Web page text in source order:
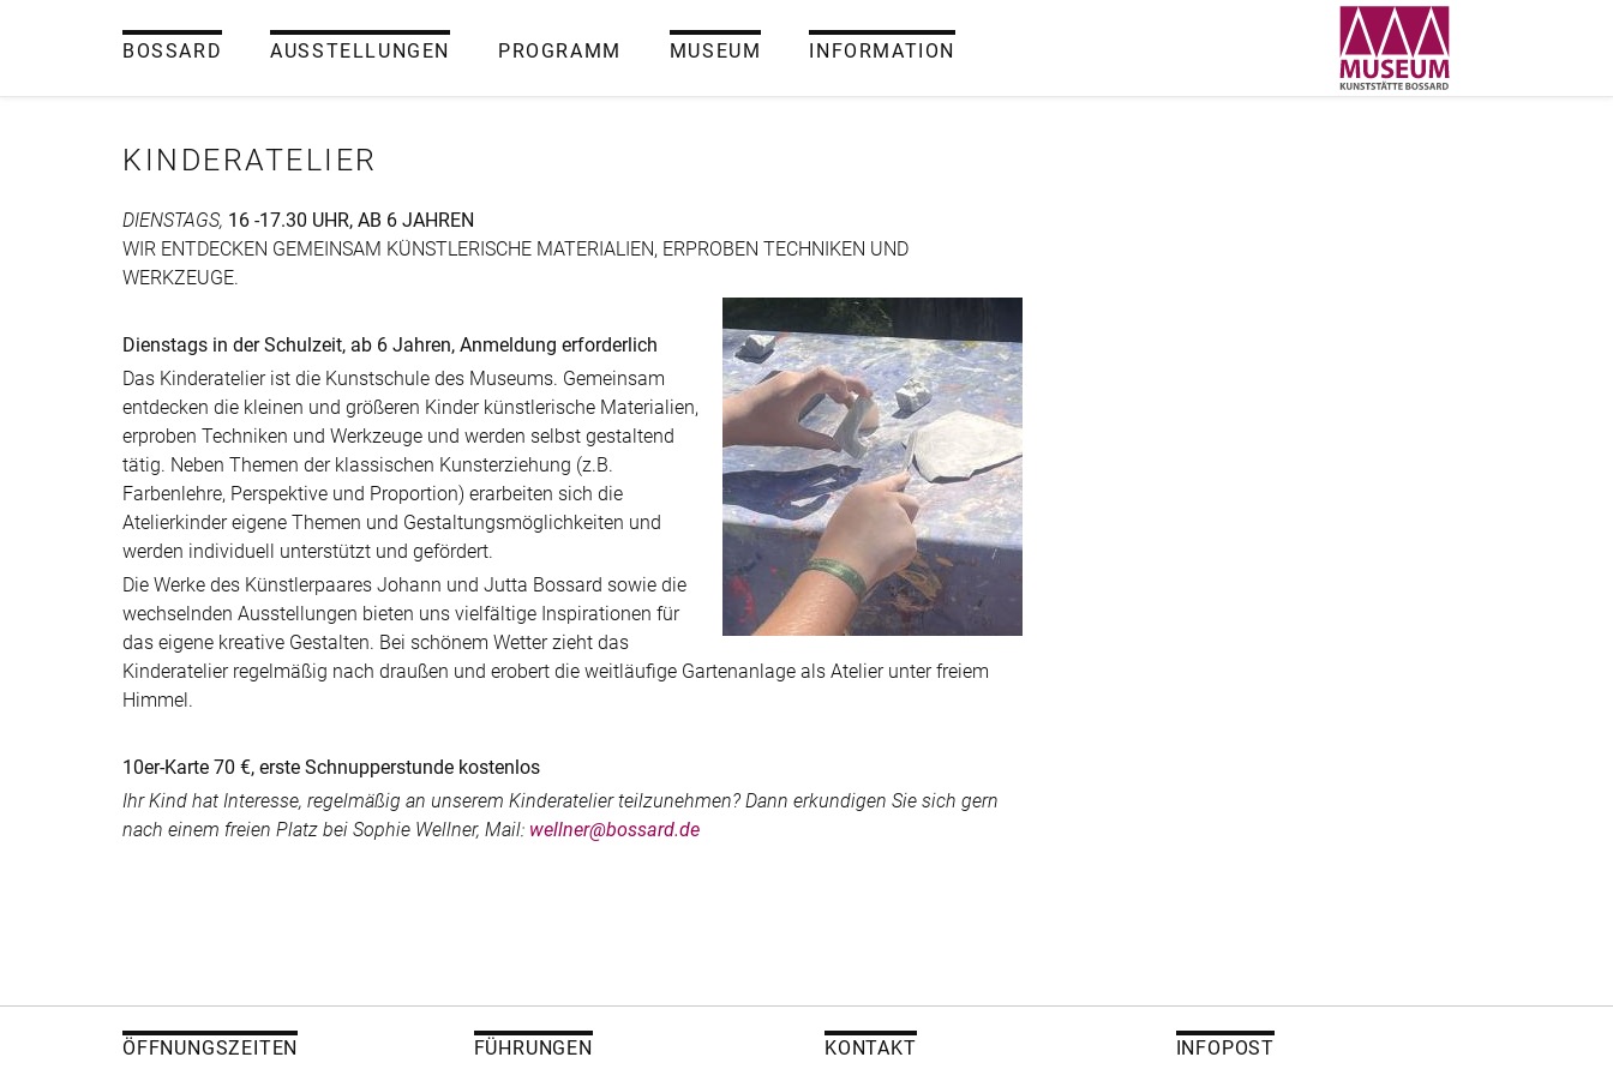
BOSSARD AUSSTELLUNGEN PROGRAMM MUSEUM INFORMATION
KINDERATELIER
DIENSTAGS, 16 -17.30 UHR, AB 6 JAHREN
WIR ENTDECKEN GEMEINSAM KÜNSTLERISCHE MATERIALIEN, ERPROBEN TECHNIKEN UND
WERKZEUGE.
Dienstags in der Schulzeit, ab 6 Jahren, Anmeldung erforderlich
Das Kinderatelier ist die Kunstschule des Museums. Gemein­sam
entdecken die kleinen und größeren Kinder künstlerische Materialien,
erproben Techniken und Werkzeuge und werden selbst gestaltend
tätig. Neben Themen der klassischen Kunsterziehung (z.B.
Farbenlehre, Perspektive und Proportion) erarbeiten sich die
Atelierkinder eigene Themen und Gestaltungsmöglichkeiten und
werden individuell unterstützt und gefördert.
Die Werke des Künstlerpaares Johann und Jutta Bossard sowie die
wechselnden Ausstellungen bieten uns vielfältige Inspirationen für
das eigene kreative Gestalten. Bei schönem Wetter zieht das
Kinderatelier regelmäßig nach draußen und erobert die weitläufige Gartenanlage als Atelier unter freiem
Himmel.
10er-Karte 70 €, erste Schnupperstunde kostenlos
Ihr Kind hat Interesse, regelmäßig an unserem Kinderatelier teilzunehmen? Dann erkundigen Sie sich gern
nach einem freien Platz bei Sophie Wellner, Mail: wellner@bossard.de
ÖFFNUNGSZEITEN FÜHRUNGEN KONTAKT INFOPOST